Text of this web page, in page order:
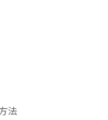
法